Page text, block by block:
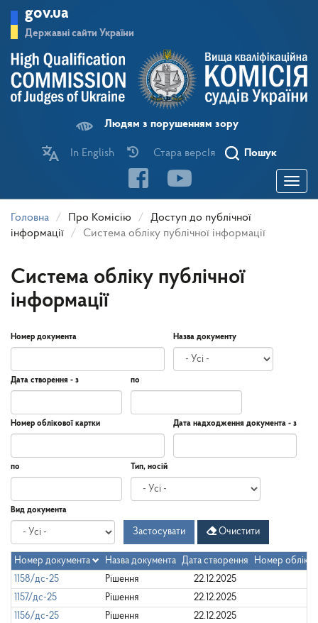
основного
матеріалу
gov.ua
Державні сайти України
Людям з порушенням зору
In English Стара версІя Пошук
Toggle
Головна Про Комісію
Доступ до публічної
інформації
Система обліку публічної інформації
Система обліку публічної
інформації
Номер документа Назва документу
Дата створення - з
Дата
Дата
створення
з
по
Номер облікової картки Дата надходження документа - з
надходження
-
по
Дата
по
Тип, носій
Вид документа
Застосувати Очистити
Номер документа Назва документа Дата створення
Номер
1158/дс-25
Рішення
22.12.2025
1157/дс-25
Рішення
22.12.2025
1156/дс-25
Рішення
22.12.2025